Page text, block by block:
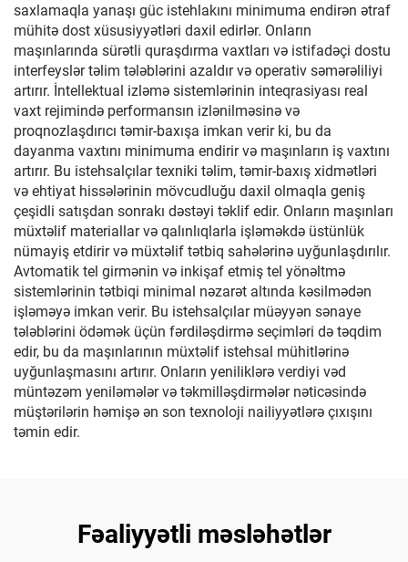
saxlamaqla yanaşı güc istehlakını minimuma endirən ətraf
mühitə dost xüsusiyyətləri daxil edirlər. Onların
maşınlarında sürətli quraşdırma vaxtları və istifadəçi dostu
interfeyslər təlim tələblərini azaldır və operativ səmərəliliyi
artırır. İntellektual izləmə sistemlərinin inteqrasiyası real
vaxt rejimində performansın izlənilməsinə və
proqnozlaşdırıcı təmir-baxışa imkan verir ki, bu da
dayanma vaxtını minimuma endirir və maşınların iş vaxtını
artırır. Bu istehsalçılar texniki təlim, təmir-baxış xidmətləri
və ehtiyat hissələrinin mövcudluğu daxil olmaqla geniş
çeşidli satışdan sonrakı dəstəyi təklif edir. Onların maşınları
müxtəlif materiallar və qalınlıqlarla işləməkdə üstünlük
nümayiş etdirir və müxtəlif tətbiq sahələrinə uyğunlaşdırılır.
Avtomatik tel girmənin və inkişaf etmiş tel yönəltmə
sistemlərinin tətbiqi minimal nəzarət altında kəsilmədən
işləməyə imkan verir. Bu istehsalçılar müəyyən sənaye
tələblərini ödəmək üçün fərdiləşdirmə seçimləri də təqdim
edir, bu da maşınlarının müxtəlif istehsal mühitlərinə
uyğunlaşmasını artırır. Onların yeniliklərə verdiyi vəd
müntəzəm yeniləmələr və təkmilləşdirmələr nəticəsində
müştərilərin həmişə ən son texnoloji nailiyyətlərə çıxışını
təmin edir.
Fəaliyyətli məsləhətlər